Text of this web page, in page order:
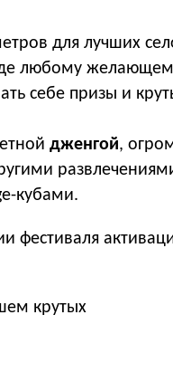
для лучших
любому
себе призы и
дженгой,
кубами.
фестиваля
крутых